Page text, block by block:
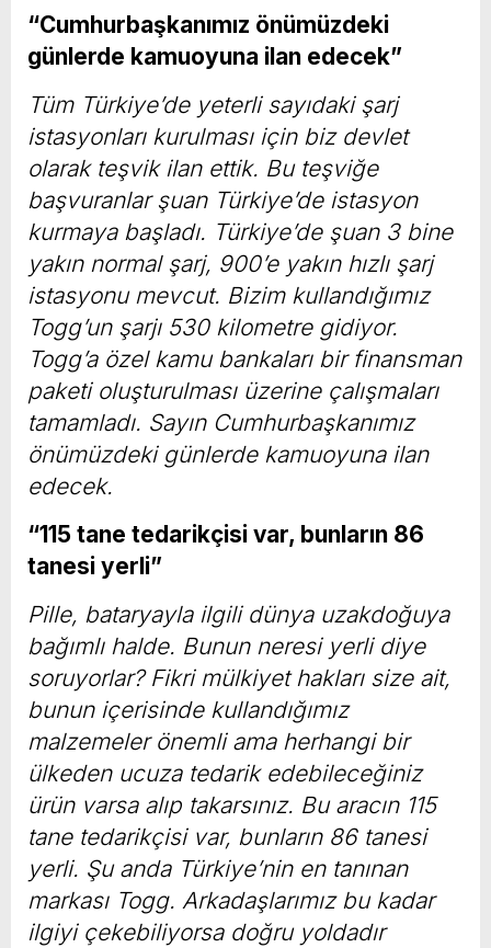
“Cumhurbaşkanımız önümüzdeki
günlerde kamuoyuna ilan edecek”
Tüm Türkiye’de yeterli sayıdaki şarj
istasyonları kurulması için biz devlet
olarak teşvik ilan ettik. Bu teşviğe
başvuranlar şuan Türkiye’de istasyon
kurmaya başladı. Türkiye’de şuan 3 bine
yakın normal şarj, 900’e yakın hızlı şarj
istasyonu mevcut. Bizim kullandığımız
Togg’un şarjı 530 kilometre gidiyor.
Togg’a özel kamu bankaları bir finansman
paketi oluşturulması üzerine çalışmaları
tamamladı. Sayın Cumhurbaşkanımız
önümüzdeki günlerde kamuoyuna ilan
edecek.
“115 tane tedarikçisi var, bunların 86
tanesi yerli”
Pille, bataryayla ilgili dünya uzakdoğuya
bağımlı halde. Bunun neresi yerli diye
soruyorlar? Fikri mülkiyet hakları size ait,
bunun içerisinde kullandığımız
malzemeler önemli ama herhangi bir
ülkeden ucuza tedarik edebileceğiniz
ürün varsa alıp takarsınız. Bu aracın 115
tane tedarikçisi var, bunların 86 tanesi
yerli. Şu anda Türkiye’nin en tanınan
markası Togg. Arkadaşlarımız bu kadar
ilgiyi çekebiliyorsa doğru yoldadır